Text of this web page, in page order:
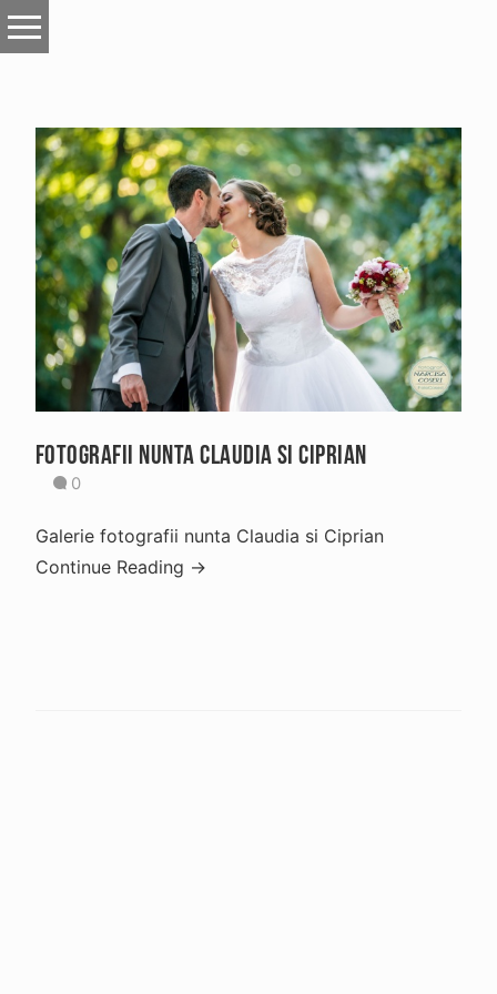
FOTOGRAFII NUNTA CLAUDIA SI CIPRIAN
0
Galerie fotografii nunta Claudia si Ciprian
Continue Reading →